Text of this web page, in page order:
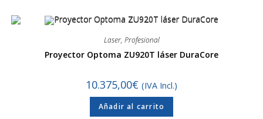
Laser, Profesional
Proyector Optoma ZU920T láser DuraCore
10.375,00€ (IVA Incl.)
Añadir al carrito